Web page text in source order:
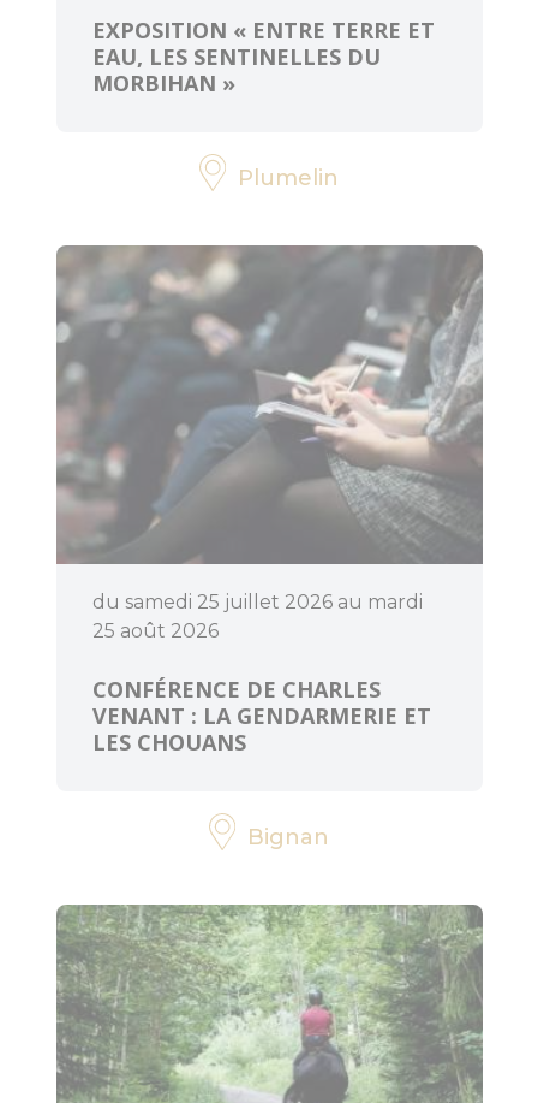
EXPOSITION « ENTRE TERRE ET
EAU, LES SENTINELLES DU
MORBIHAN »
Plumelin
du samedi 25 juillet 2026 au mardi
25 août 2026
CONFÉRENCE DE CHARLES
VENANT : LA GENDARMERIE ET
LES CHOUANS
Bignan